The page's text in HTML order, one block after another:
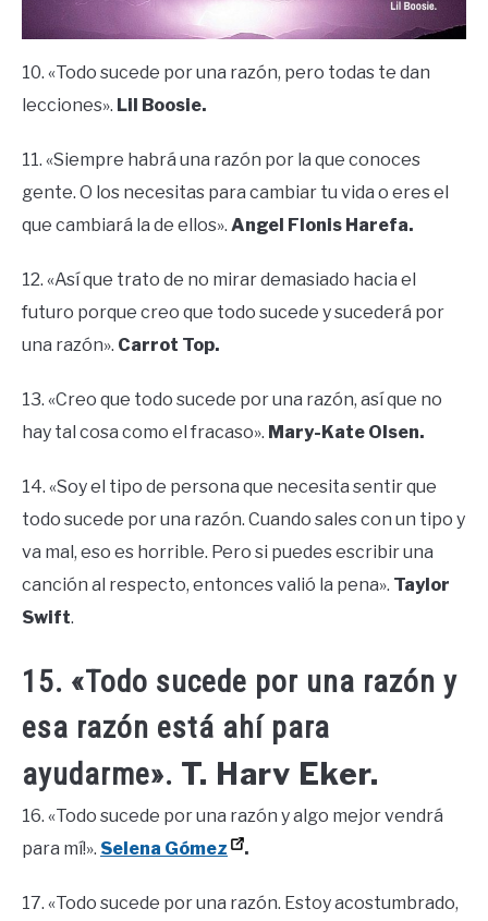
10. «Todo sucede por una razón, pero todas te dan
lecciones». Lil Boosie.
11. «Siempre habrá una razón por la que conoces
gente. O los necesitas para cambiar tu vida o eres el
que cambiará la de ellos». Angel Flonis Harefa.
12. «Así que trato de no mirar demasiado hacia el
futuro porque creo que todo sucede y sucederá por
una razón». Carrot Top.
13. «Creo que todo sucede por una razón, así que no
hay tal cosa como el fracaso». Mary-Kate Olsen.
14. «Soy el tipo de persona que necesita sentir que
todo sucede por una razón. Cuando sales con un tipo y
va mal, eso es horrible. Pero si puedes escribir una
canción al respecto, entonces valió la pena». Taylor
Swift.
15. «Todo sucede por una razón y
esa razón está ahí para
ayudarme». T. Harv Eker.
16. «Todo sucede por una razón y algo mejor vendrá
para mí!». Selena Gómez .
17. «Todo sucede por una razón. Estoy acostumbrado,